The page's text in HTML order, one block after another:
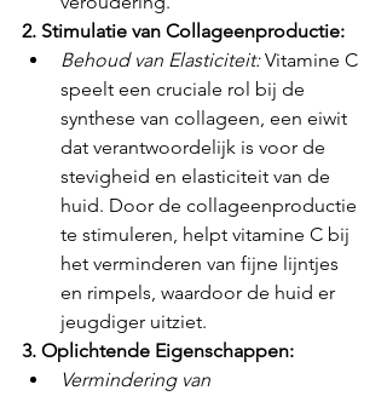
2. Stimulatie van Collageenproductie:
Behoud van Elasticiteit: Vitamine C
speelt een cruciale rol bij de
synthese van collageen, een eiwit
dat verantwoordelijk is voor de
stevigheid en elasticiteit van de
huid. Door de collageenproductie
te stimuleren, helpt vitamine C bij
het verminderen van fijne lijntjes
en rimpels, waardoor de huid er
jeugdiger uitziet.
3. Oplichtende Eigenschappen:
Vermindering van